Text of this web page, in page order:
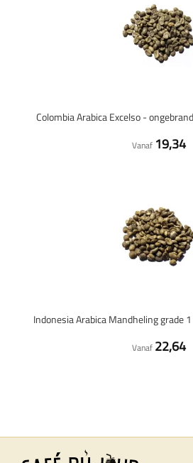
Colombia Arabica Excelso -
Vanaf 19,34
Vanaf 22,64